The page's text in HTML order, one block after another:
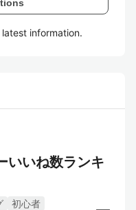
information.
いいね数ランキ
初心者